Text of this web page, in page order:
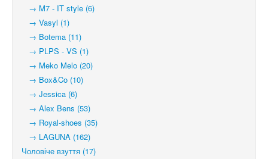
→ M7 - IT style (6)
→ Vasyl (1)
→ Botema (11)
→ PLPS - VS (1)
→ Meko Melo (20)
→ Box&Co (10)
→ Jessica (6)
→ Alex Bens (53)
→ Royal-shoes (35)
→ LAGUNA (162)
Чоловіче взуття (17)